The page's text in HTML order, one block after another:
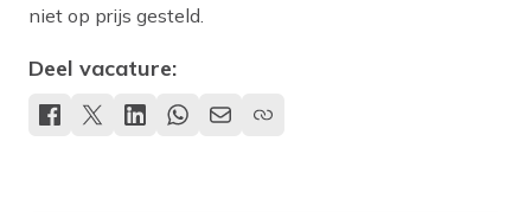
niet op prijs gesteld.
Deel vacature: